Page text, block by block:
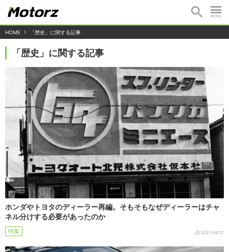
HOME 「歴史」に関する記事
「歴史」に関する記事
ホンダやトヨタのディーラー再編。そもそもなぜディーラーはチャ
ネル分けする必要があったのか
特集 2021/04/27